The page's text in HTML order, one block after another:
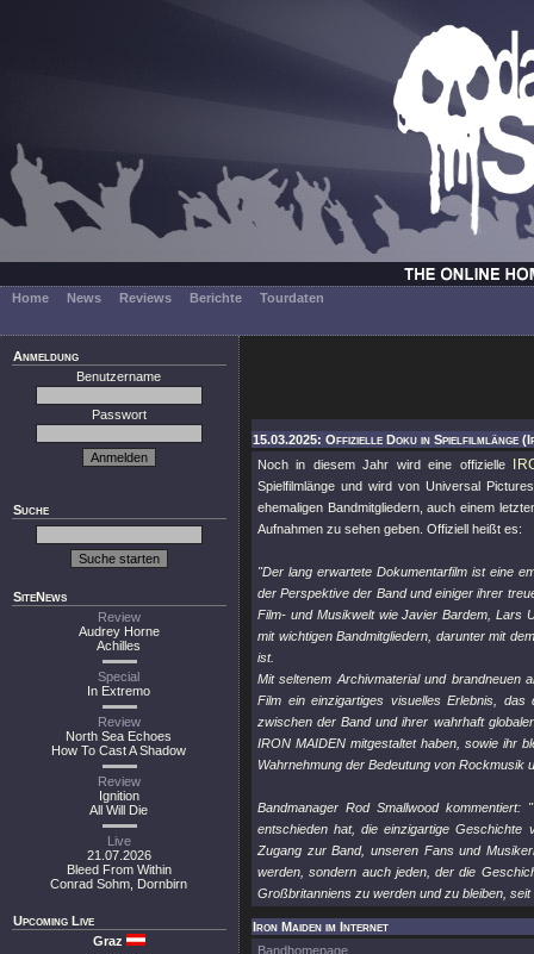
Home News Reviews Berichte Tourdaten
Anmeldung
Benutzername
Passwort
Suche
SiteNews
Review
Audrey Horne
Achilles
Special
In Extremo
Review
North Sea Echoes
How To Cast A Shadow
Review
Ignition
All Will Die
Live
21.07.2026
Bleed From Within
Conrad Sohm, Dornbirn
Upcoming Live
Graz
15.03.2025: Offizielle Doku in Spielfilmlänge
Noch in diesem Jahr wird eine offizielle
Spielfilmlänge und wird von Universal
ehemaligen Bandmitgliedern, auch einem
Aufnahmen zu sehen geben. Offiziell heißt es:
"Der lang erwartete Dokumentarfilm ist eine
der Perspektive der Band und einiger ihrer
Film- und Musikwelt wie Javier Bardem, Lars
mit wichtigen Bandmitgliedern, darunter mit
ist.
Mit seltenem Archivmaterial und brandneuen
Film ein einzigartiges visuelles Erlebnis,
zwischen der Band und ihrer wahrhaft
IRON MAIDEN mitgestaltet haben, sowie ihr
Wahrnehmung der Bedeutung von Rockmusik
Bandmanager Rod Smallwood
entschieden hat, die einzigartige
Zugang zur Band, unseren Fans und
werden, sondern auch jeden, der die
Großbritanniens zu werden und zu bleiben,
Iron Maiden im Internet
Bandhomepage